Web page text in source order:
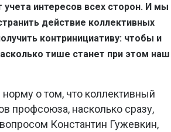
интересов всех сторон. И мы
действие коллективных
контринициативу: чтобы и
тише станет при этом наш
о том, что коллективный
профсоюза, насколько сразу,
Константин Гужевкин,